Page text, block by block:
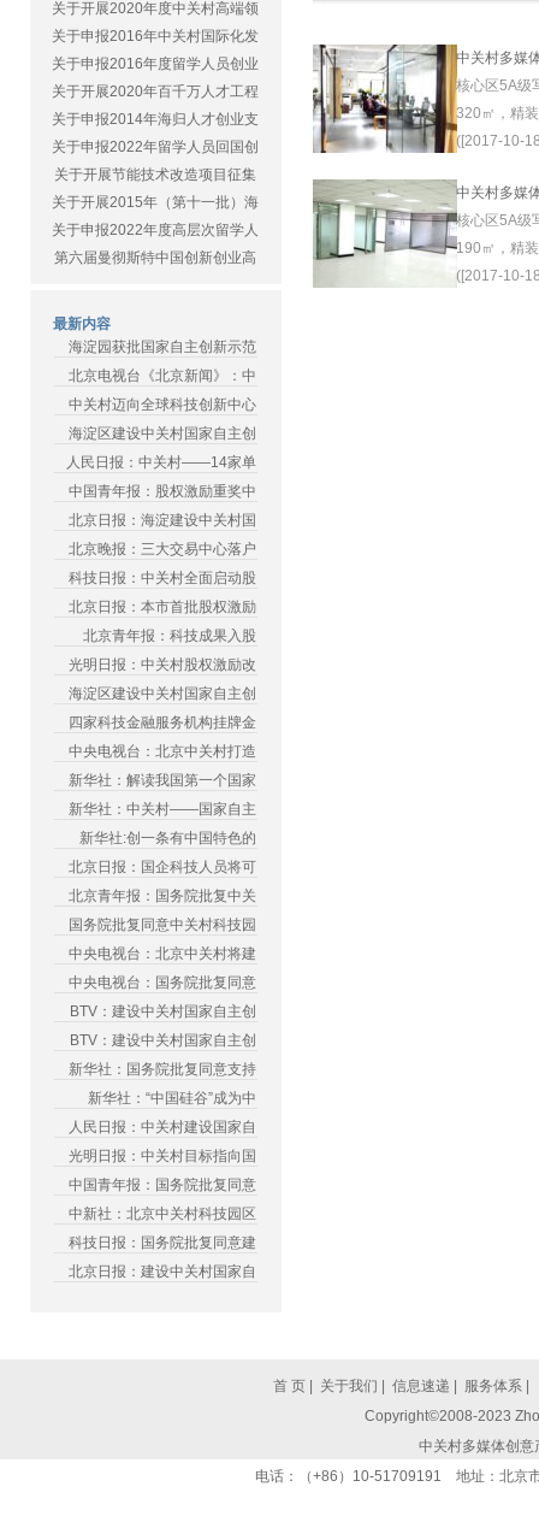
关于开展2020年度中关村高端领
关于申报2016年中关村国际化发
关于申报2016年度留学人员创业
关于开展2020年百千万人才工程
关于申报2014年海归人才创业支
关于申报2022年留学人员回国创
关于开展节能技术改造项目征集
关于开展2015年（第十一批）海
关于申报2022年度高层次留学人
第六届曼彻斯特中国创新创业高
最新内容
海淀园获批国家自主创新示范
北京电视台《北京新闻》：中
中关村迈向全球科技创新中心
海淀区建设中关村国家自主创
人民日报：中关村——14家单
中国青年报：股权激励重奖中
北京日报：海淀建设中关村国
北京晚报：三大交易中心落户
科技日报：中关村全面启动股
北京日报：本市首批股权激励
北京青年报：科技成果入股
光明日报：中关村股权激励改
海淀区建设中关村国家自主创
四家科技金融服务机构挂牌金
中央电视台：北京中关村打造
新华社：解读我国第一个国家
新华社：中关村——国家自主
新华社:创一条有中国特色的
北京日报：国企科技人员将可
北京青年报：国务院批复中关
国务院批复同意中关村科技园
中央电视台：北京中关村将建
中央电视台：国务院批复同意
BTV：建设中关村国家自主创
BTV：建设中关村国家自主创
新华社：国务院批复同意支持
新华社：“中国硅谷”成为中
人民日报：中关村建设国家自
光明日报：中关村目标指向国
中国青年报：国务院批复同意
中新社：北京中关村科技园区
科技日报：国务院批复同意建
北京日报：建设中关村国家自
中关村多媒
核心区5A级
320㎡，精
([2017-10-
中关村多媒
核心区5A级
190㎡，精
([2017-10-
首 页 关于我们 信息速递 服务体系
Copyright©2008-2023
中关村多媒体创
电话：（+86）10-51709191 地址：北京